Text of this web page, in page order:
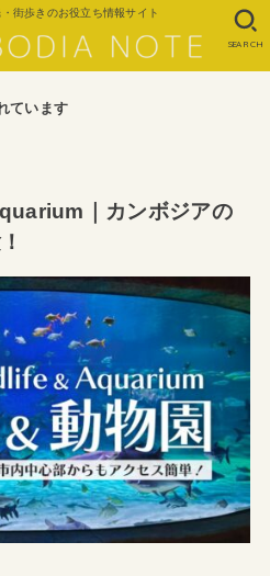
街歩きのお役立ち情報サイト
SEARCH
ています
｜カンボジアの